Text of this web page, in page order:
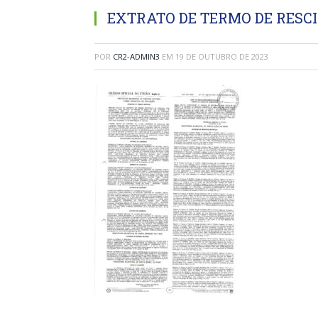
EXTRATO DE TERMO DE
POR CR2-ADMIN3 EM 19 DE OUTUBRO DE 2023